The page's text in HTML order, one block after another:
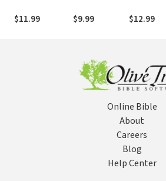
jóvenes):
Superando la
$11.99
versus
Teocracia
$9.99
$12.99
Online Bible
About
Careers
Blog
Help Center